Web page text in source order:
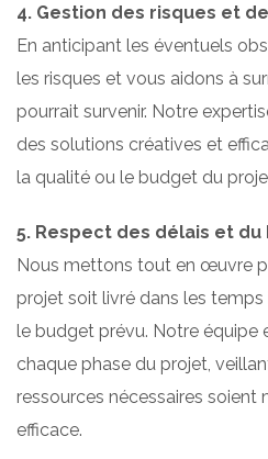
4. Gestion des risques et
En anticipant les éventuels
les risques et vous aidons à
pourrait survenir. Notre
des solutions créatives et
la qualité ou le budget du
5. Respect des délais et
Nous mettons tout en œuvre
projet soit livré dans les
le budget prévu. Notre équipe
chaque phase du projet,
ressources nécessaires soient
efficace.